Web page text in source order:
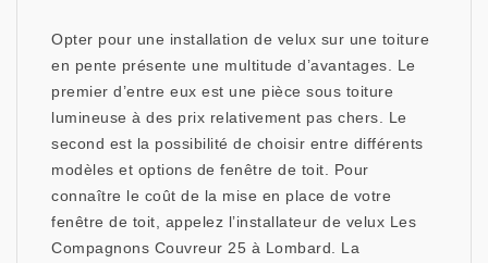
Opter pour une installation de velux sur une toiture
en pente présente une multitude d’avantages. Le
premier d’entre eux est une pièce sous toiture
lumineuse à des prix relativement pas chers. Le
second est la possibilité de choisir entre différents
modèles et options de fenêtre de toit. Pour
connaître le coût de la mise en place de votre
fenêtre de toit, appelez l’installateur de velux Les
Compagnons Couvreur 25 à Lombard. La